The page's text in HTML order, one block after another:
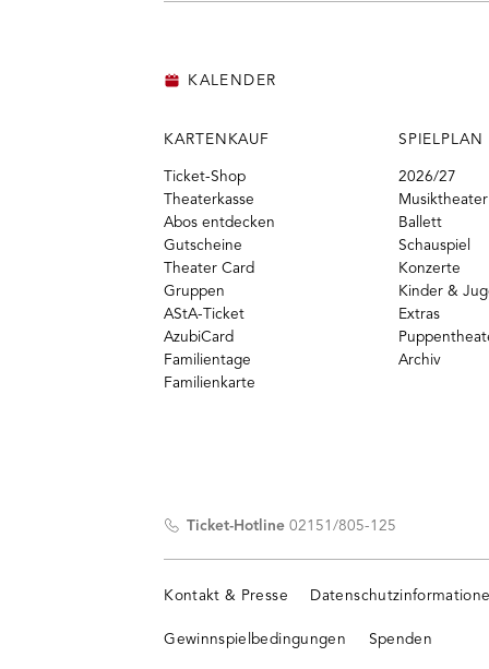
KALENDER
KARTENKAUF
Ticket-Shop
Theaterkasse
Abos entdecken
Gutscheine
Theater Card
Gruppen
AStA-Ticket
AzubiCard
Familientage
Familienkarte
SPIELPLAN
2026/27
Musiktheater
Ballett
Schauspiel
Konzerte
Kinder &
Extras
Archiv
Ticket-Hotline02151/805-125
Kontakt & Presse
Gewinnspielbedingungen Spenden